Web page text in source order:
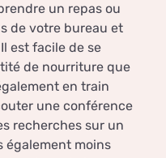
un repas ou
de votre bureau et
est facile de se
de nourriture que
en train
une conférence
recherches sur un
également moins